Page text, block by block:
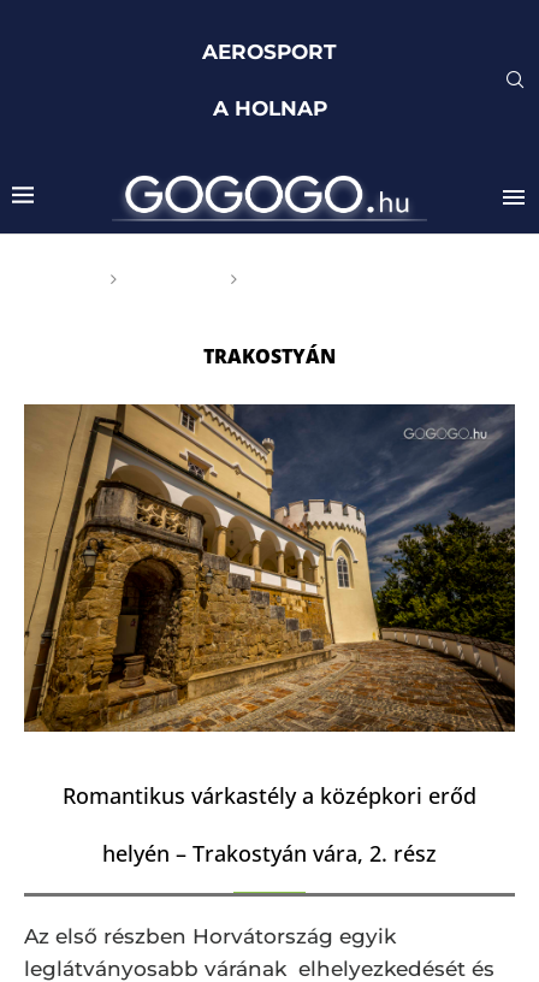
AEROSPORT
A HOLNAP
TRAKOSTYÁN
Romantikus várkastély a középkori erőd
helyén – Trakostyán vára, 2. rész
Az első részben Horvátország egyik
leglátványosabb várának elhelyezkedését és